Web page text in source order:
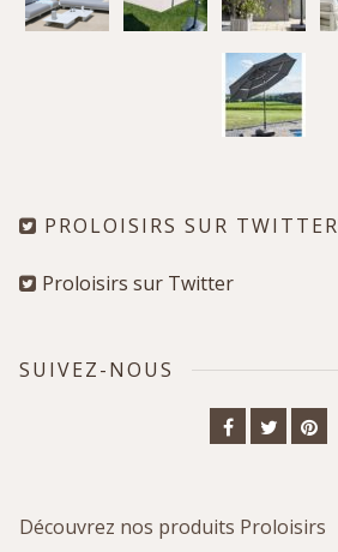
PROLOISIRS SUR TWITTER
Proloisirs sur Twitter
SUIVEZ-NOUS
Facebook
Twitter
Découvrez nos produits Proloisirs